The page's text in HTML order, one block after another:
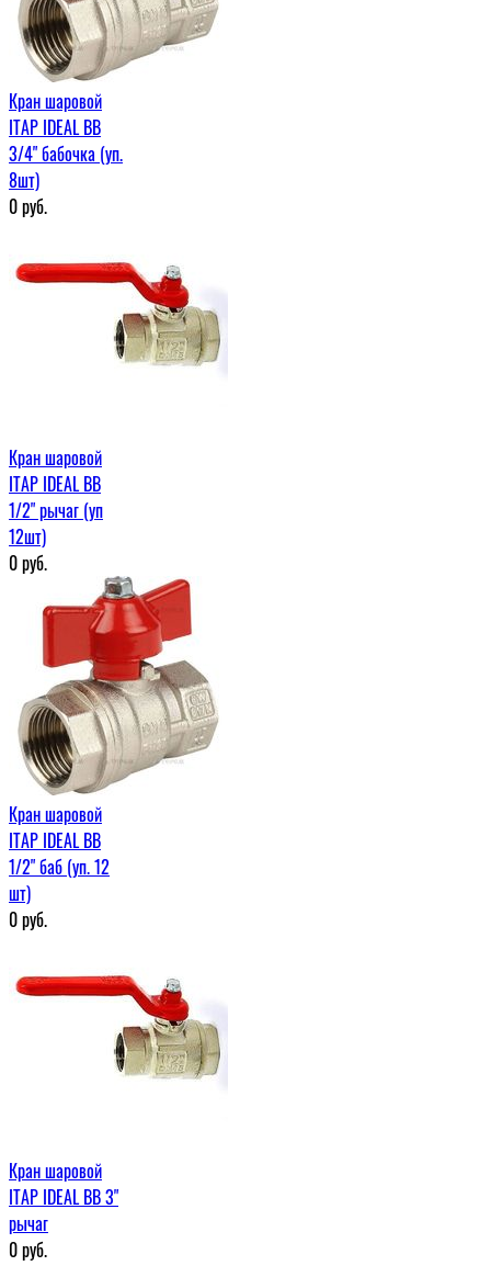
Кран шаровой
ITAP IDEAL ВВ
3/4" бабочка (уп.
8шт)
0руб.
Кран шаровой
ITAP IDEAL ВВ
1/2" рычаг (уп
12шт)
0руб.
Кран шаровой
ITAP IDEAL ВВ
1/2" баб (уп. 12
шт)
0руб.
Кран шаровой
ITAP IDEAL ВВ 3"
рычаг
0руб.